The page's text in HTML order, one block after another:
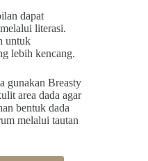
dapat
literasi.
untuk
lebih kencang.
gunakan Breasty
area dada agar
bentuk dada
melalui tautan